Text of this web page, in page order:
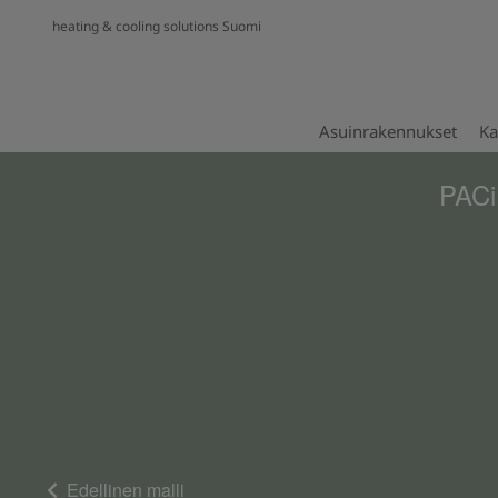
heating & cooling solutions Suomi
Asuinrakennukset
Edellinen malli